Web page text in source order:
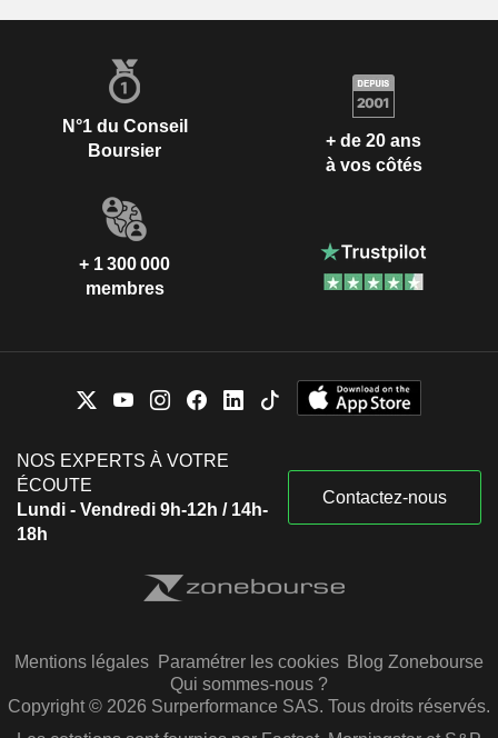
N°1 du Conseil
Boursier
+ de 20 ans
à vos côtés
+ 1 300 000
membres
NOS EXPERTS À VOTRE
ÉCOUTE
Lundi - Vendredi 9h-12h / 14h-
18h
Contactez-nous
Mentions légales Paramétrer les cookies Blog Zonebourse
Qui sommes-nous ?
Copyright © 2026 Surperformance SAS. Tous droits réservés.